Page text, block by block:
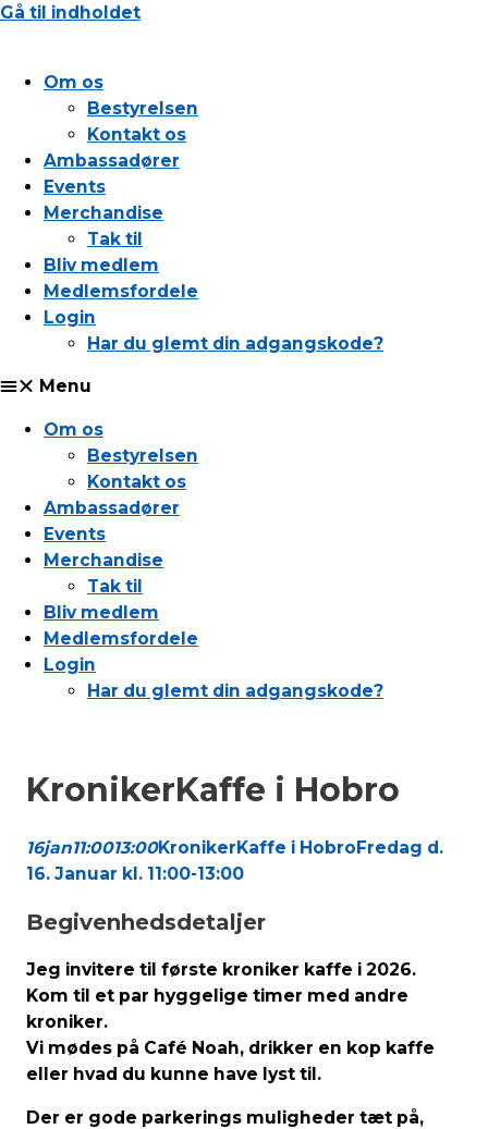
Gå til indholdet
Om os
Bestyrelsen
Kontakt os
Ambassadører
Events
Merchandise
Tak til
Bliv medlem
Medlemsfordele
Login
Har du glemt din adgangskode?
Menu
Om os
Bestyrelsen
Kontakt os
Ambassadører
Events
Merchandise
Tak til
Bliv medlem
Medlemsfordele
Login
Har du glemt din adgangskode?
KronikerKaffe i Hobro
16jan11:0013:00KronikerKaffe i Hobro Fredag d.
16. Januar kl. 11:00-13:00
Begivenhedsdetaljer
Jeg invitere til første kroniker kaffe i 2026.
Kom til et par hyggelige timer med andre
kroniker.
Vi mødes på Café Noah, drikker en kop kaffe
eller hvad du kunne have lyst til.
Der er gode parkerings muligheder tæt på,